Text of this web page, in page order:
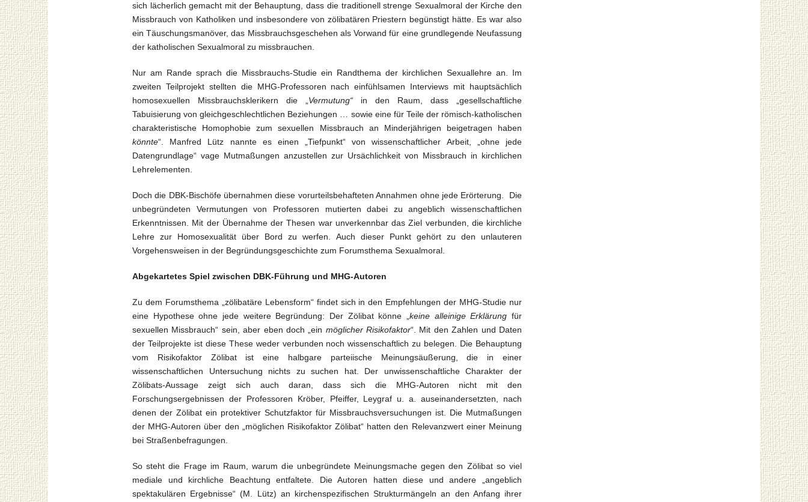
sich lächerlich gemacht mit der Behauptung, dass die traditionell strenge Sexualmoral der Kirche den
Missbrauch von Katholiken und insbesondere von zölibatären Priestern begünstigt hätte. Es war also
ein Täuschungsmanöver, das Missbrauchsgeschehen als Vorwand für eine grundlegende Neufassung
der katholischen Sexualmoral zu missbrauchen.
Nur am Rande sprach die Missbrauchs-Studie ein Randthema der kirchlichen Sexuallehre an. Im
zweiten Teilprojekt stellten die MHG-Professoren nach einfühlsamen Interviews mit hauptsächlich
homosexuellen Missbrauchsklerikern die „ Vermutung“ in den Raum, dass „gesellschaftliche
Tabuisierung von gleichgeschlechtlichen Beziehungen … sowie eine für Teile der römisch-katholischen
charakteristische Homophobie zum sexuellen Missbrauch an Minderjährigen beigetragen haben
könnte“. Manfred Lütz nannte es einen „Tiefpunkt“ von wissenschaftlicher Arbeit, „ohne jede
Datengrundlage“ vage Mutmaßungen anzustellen zur Ursächlichkeit von Missbrauch in kirchlichen
Lehrelementen.
Doch die DBK-Bischöfe übernahmen diese vorurteilsbehafteten Annahmen ohne jede Erörterung. Die
unbegründeten Vermutungen von Professoren mutierten dabei zu angeblich wissenschaftlichen
Erkenntnissen. Mit der Übernahme der Thesen war unverkennbar das Ziel verbunden, die kirchliche
Lehre zur Homosexualität über Bord zu werfen. Auch dieser Punkt gehört zu den unlauteren
Vorgehensweisen in der Begründungsgeschichte zum Forumsthema Sexualmoral.
Abgekartetes Spiel zwischen DBK-Führung und MHG-Autoren
Zu dem Forumsthema „zölibatäre Lebensform“ findet sich in den Empfehlungen der MHG-Studie nur
eine Hypothese ohne jede weitere Begründung: Der Zölibat könne „ keine alleinige Erklärung für
sexuellen Missbrauch“ sein, aber eben doch „ein möglicher Risikofaktor“. Mit den Zahlen und Daten
der Teilprojekte ist diese These weder verbunden noch wissenschaftlich zu belegen. Die Behauptung
vom Risikofaktor Zölibat ist eine halbgare parteiische Meinungsäußerung, die in einer
wissenschaftlichen Untersuchung nichts zu suchen hat. Der unwissenschaftliche Charakter der
Zölibats-Aussage zeigt sich auch daran, dass sich die MHG-Autoren nicht mit den
Forschungsergebnissen der Professoren Kröber, Pfeiffer, Leygraf u. a. auseinandersetzten, nach
denen der Zölibat ein protektiver Schutzfaktor für Missbrauchsversuchungen ist. Die Mutmaßungen
der MHG-Autoren über den „möglichen Risikofaktor Zölibat“ hatten den Relevanzwert einer Meinung
bei Straßenbefragungen.
So steht die Frage im Raum, warum die unbegründete Meinungsmache gegen den Zölibat so viel
mediale und kirchliche Beachtung entfaltete. Die Autoren hatten diese und andere „angeblich
spektakulären Ergebnisse“ (M. Lütz) an kirchenspezifischen Strukturmängeln an den Anfang ihrer